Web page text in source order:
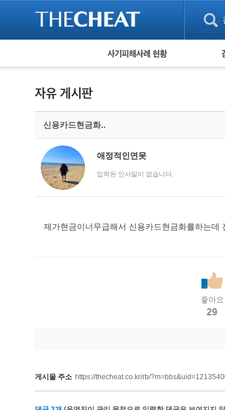
피해사례 현황
유해사이트 목록
비공개 피해사례
워킹홀리데이 피해사례
신용카드현금화..
애정적인연못
입력된 인사말이 없습니다.
제가현금이너무급해서 신용카드현금화를하는
좋아요
29
게시물 주소 https://thecheat.co.kr/rb/